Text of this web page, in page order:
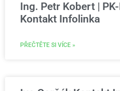
Ing. Petr Kobert |
Kontakt Infolinka
PŘEČTĚTE SI VÍCE »